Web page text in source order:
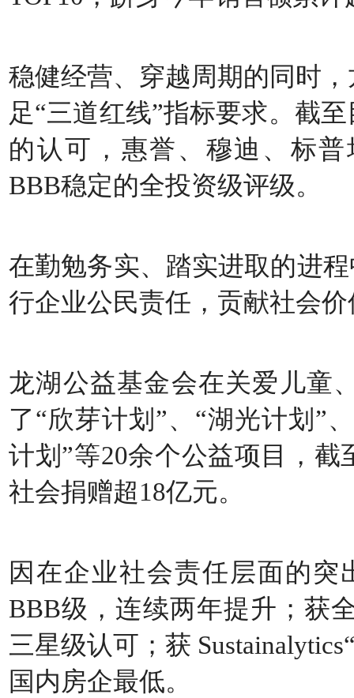
稳健经营、穿越周期的同时
足“三道红线”指标要求。截
的认可，惠誉、穆迪、标
BBB稳定的全投资级评级。
在勤勉务实、踏实进取的进
行企业公民责任，贡献社会
龙湖公益基金会在关爱儿童
了“欣芽计划”、“湖光计划”
计划”等20余个公益项目，
社会捐赠超18亿元。
因在企业社会责任层面的突
BBB级，连续两年提升；获
三星级认可；获
国内房企最低。